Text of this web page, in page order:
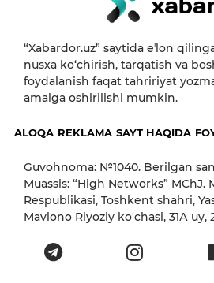
“Xabardor.uz” saytida eʼlon
nusxa ko‘chirish, tarqatish va
foydalanish faqat tahririyat
amalga oshirilishi mumkin.
ALOQA REKLAMA SAYT HAQIDA
Guvohnoma: №1040. Berilgan
Muassis: “High Networks” MChJ.
Respublikasi, Toshkent shahri,
Mavlono Riyoziy ko'chasi, 31А uy,